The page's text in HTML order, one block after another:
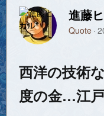
進藤
Quote
西洋の技術
度の金…江